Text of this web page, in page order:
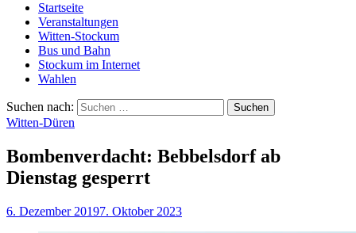
Startseite
Veranstaltungen
Witten-Stockum
Bus und Bahn
Stockum im Internet
Wahlen
Suchen nach:
Witten-Düren
Bombenverdacht: Bebbelsdorf ab
Dienstag gesperrt
6. Dezember 20197. Oktober 2023